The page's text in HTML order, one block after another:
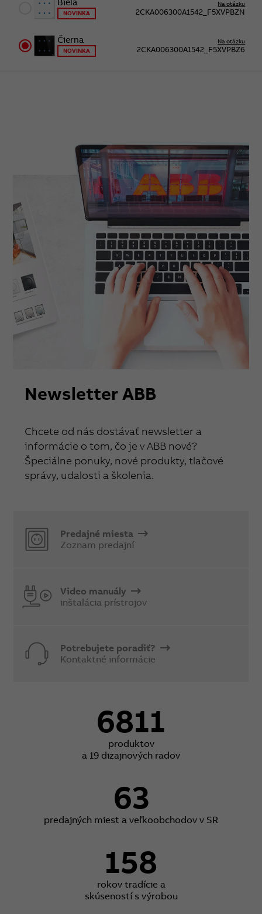
Biela
NOVINKA
Na otázku
2CKA006300A1542_F5XVPBZN
Čierna
NOVINKA
Na otázku
2CKA006300A1542_F5XVPBZ6
Newsletter ABB
Chcete od nás dostávať newsletter a
informácie o tom, čo je v ABB nové?
Špeciálne ponuky, nové produkty, tlačové
správy, udalosti a školenia.
Predajné miesta
Zoznam predajní
Video manuály
inštalácia prístrojov
Potrebujete poradiť?
Kontaktné informácie
6811
produktov
a 19 dizajnových radov
63
predajných miest a veľkoobchodov v SR
158
rokov tradície a
skúseností s výrobou